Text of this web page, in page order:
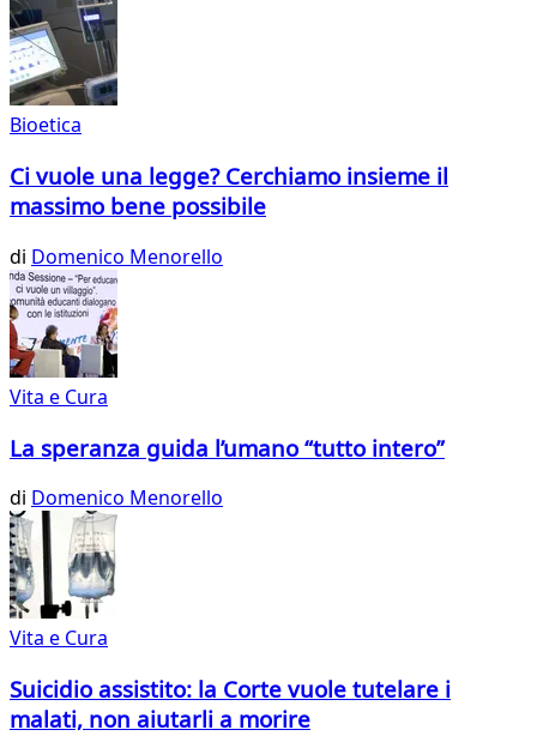
Bioetica
Ci vuole una legge? Cerchiamo insieme il
massimo bene possibile
di Domenico Menorello
Vita e Cura
La speranza guida l’umano “tutto intero”
di Domenico Menorello
Vita e Cura
Suicidio assistito: la Corte vuole tutelare i
malati, non aiutarli a morire